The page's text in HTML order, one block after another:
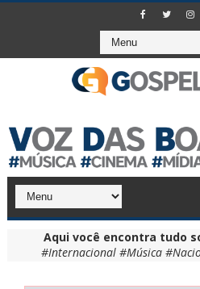
Aqui você encontra tudo
#Internacional #Música